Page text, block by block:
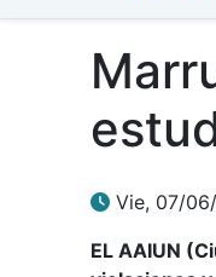
Vie, 07/
EL AAIUN